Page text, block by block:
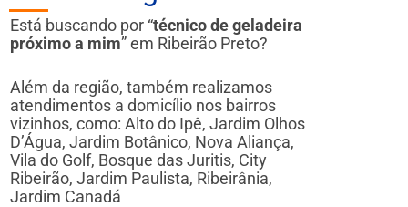
Está buscando por “técnico de geladeira
próximo a mim” em Ribeirão Preto?
Além da região, também realizamos
atendimentos a domicílio nos bairros
vizinhos, como: Alto do Ipê, Jardim Olhos
D’Água, Jardim Botânico, Nova Aliança,
Vila do Golf, Bosque das Juritis, City
Ribeirão, Jardim Paulista, Ribeirânia,
Jardim Canadá